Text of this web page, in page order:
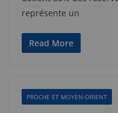
représente un
Read More
PROCHE ET MOYEN-ORIENT